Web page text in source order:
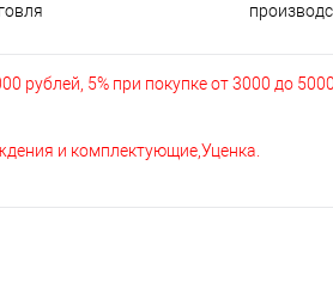
рублей, 5% при покупке от 3000 до
и комплектующие,Уценка.